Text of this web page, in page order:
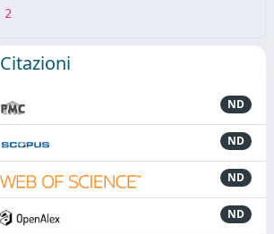
2
Citazioni
ND
ND
ND
ND